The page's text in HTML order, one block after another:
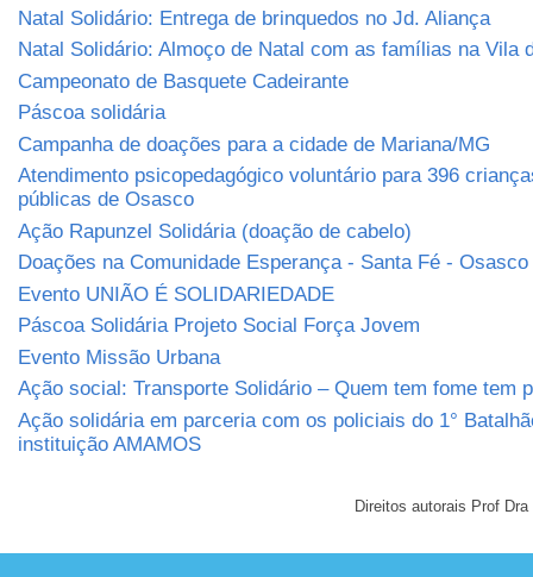
Natal Solidário: Entrega de brinquedos no Jd. Aliança
Natal Solidário: Almoço de Natal com as famílias na Vila
Campeonato de Basquete Cadeirante
Páscoa solidária
Campanha de doações para a cidade de Mariana/MG
Atendimento psicopedagógico voluntário para 396
públicas de Osasco
Ação Rapunzel Solidária (doação de cabelo)
Doações na Comunidade Esperança - Santa Fé - Osasco
Evento UNIÃO É SOLIDARIEDADE
Páscoa Solidária Projeto Social Força Jovem
Evento Missão Urbana
Ação social: Transporte Solidário – Quem tem fome tem
Ação solidária em parceria com os policiais do 1°
instituição AMAMOS
Direitos autorais Prof